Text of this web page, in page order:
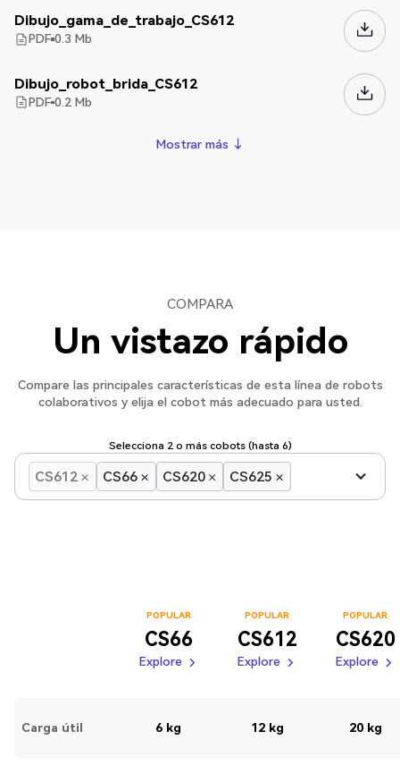
Dibujo_gama_de_trabajo_CS612
PDF 0.3 Mb
Dibujo_robot_brida_CS612
PDF 0.2Mb
Mostrar más ↓
COMPARA
Un vistazo rápido
Compare las principales características de esta línea de robots
colaborativos y elija el cobot más adecuado para usted.
Selecciona 2 o más cobots (hasta 6)
CS612 CS66 CS620 CS625
Carga útil
POPULAR
CS66
Explore
6 kg
POPULAR
CS612
Explore
12 kg
POPULAR
CS620
Explore
20 kg